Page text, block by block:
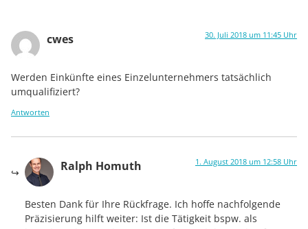
cwes 30. Juli 2018 um 11:45 Uhr
Werden Einkünfte eines Einzelunternehmers tatsächlich
umqualifiziert?
Antworten
Ralph Homuth 1. August 2018 um 12:58 Uhr
Besten Dank für Ihre Rückfrage. Ich hoffe nachfolgende
Präzisierung hilft weiter: Ist die Tätigkeit bspw. als